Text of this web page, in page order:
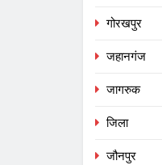
गोरखपुर
जहानगंज
जागरुक
जिला
जौनपुर